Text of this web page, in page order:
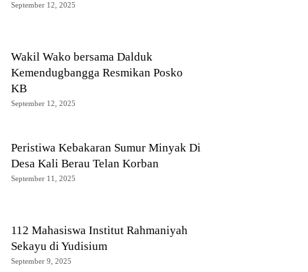
September 12, 2025
Wakil Wako bersama Dalduk
Kemendugbangga Resmikan Posko
KB
September 12, 2025
Peristiwa Kebakaran Sumur Minyak Di
Desa Kali Berau Telan Korban
September 11, 2025
112 Mahasiswa Institut Rahmaniyah
Sekayu di Yudisium
September 9, 2025